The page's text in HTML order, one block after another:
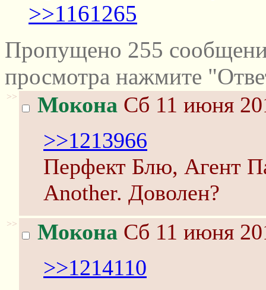
>>1161265
Пропущено 255
просмотра нажмите
>> Мокона Сб 11 июня
>>1213966
Перфект Блю, Агент
Another. Доволен?
>> Мокона Сб 11 июня
>>1214110